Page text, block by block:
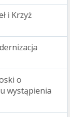
i Krzyż
o
wystąpienia